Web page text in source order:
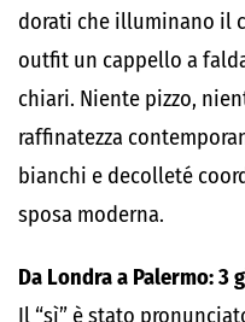
dorati che illuminano il
outfit un cappello a
chiari. Niente pizzo,
raffinatezza
bianchi e decolleté
sposa moderna.
Da Londra a Palermo:
Il “sì” è stato